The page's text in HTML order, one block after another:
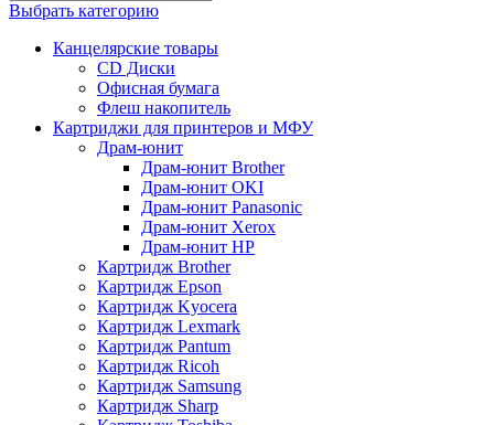
Выбрать категорию
Канцелярские товары
CD Диски
Офисная бумага
Флеш накопитель
Картриджи для принтеров и МФУ
Драм-юнит
Драм-юнит Brother
Драм-юнит OKI
Драм-юнит Panasonic
Драм-юнит Xerox
Драм-юнит НР
Картридж Brother
Картридж Epson
Картридж Kyocera
Картридж Lexmark
Картридж Pantum
Картридж Ricoh
Картридж Samsung
Картридж Sharp